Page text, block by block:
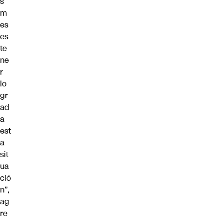
m
es
es
te
ne
r
lo
gr
ad
a
est
a
sit
ua
ció
n”,
ag
re